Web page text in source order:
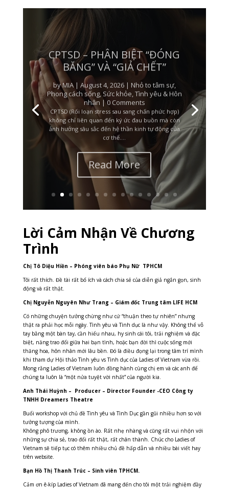
CPTSD – PHÂN BIỆT “ĐÓNG
BĂNG” VÀ “GIẢ CHẾT”
byMIA | August 4, 2026| Nhỏ to tâm sự
Phong cách sống,Sức khỏe,Tình yêu & Hôn
nhân| 0 Comments
CPTSD (Rối loạn stress sau sang chấn phức hợp)
không chỉ liên quan đến ký ức đau buồn mà còn
ảnh hưởng sâu sắc đến hệ thần kinh tự động của
cơ thể....
Read More
Lời Cảm Nhận Về Chương
Trình
Chị Tô Diệu Hiền – Phóng viên báo Phụ Nữ TPHCM
Tôi rất thích. Đề tài rất bổ ích và cách chia sẻ của diễn giả ngắn gọn, sinh
động và rất thật.
Chị Nguyễn Nguyên Như Trang – Giám đốc Trung tâm LIFE HCM
Có những chuyện tưởng chừng như cứ “thuận theo tự nhiên” nhưng
thật ra phải học mỗi ngày. Tình yêu và Tình dục là như vậy. Không thể vỗ
tay bằng một bàn tay, cần hiểu nhau, hy sinh cái tôi, trải nghiệm và đặc
biệt, năng trao đổi giữa hai bạn tình, hoặc bạn đời thì cuộc sống mới
thăng hoa, hôn nhân mới lâu bền. Đó là điều đọng lại trong tâm trí mình
khi tham dự Hội thảo Tình yêu vs Tình dục của Ladies of Vietnam vừa rồi.
Mong rằng Ladies of Vietnam luôn đồng hành cùng chị em và các anh để
chúng ta luôn là “một nửa tuyệt vời nhất” của người kia.
Anh Thái Huỳnh – Producer – Director Founder -CEO Công ty
TNHH Dreamers Theatre
Buổi workshop với chủ đề Tình yêu và Tình Dục gần gũi nhiều hơn so với
tưởng tượng của mình.
Không phô trương, không ồn ào. Rất nhẹ nhàng và cũng rất vui nhộn với
những sự chia sẻ, trao đổi rất thật, rất chân thành. Chúc cho Ladies of
Vietnam sẽ tiếp tục có thêm nhiều chủ đề hấp dẫn và nhiều bài viết hay
trên website.
Bạn Hồ Thị Thanh Trúc – Sinh viên TPHCM.
Cảm ơn ê-kíp Ladies of Vietnam đã mang đến cho tôi một trải nghiệm đầy